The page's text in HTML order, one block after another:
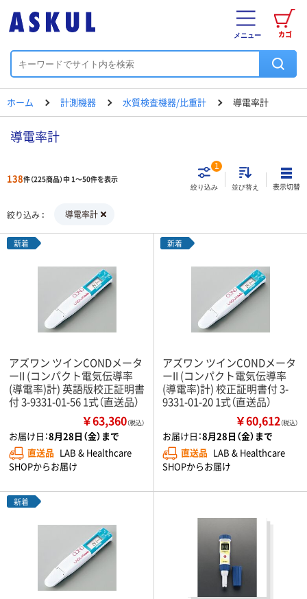
カゴ
メニュー
ホーム 計測機器 水質検査機器/比重計 導電率計
導電率計
138件（225商品）中 1～50件を表示
絞り込み
1
並び替え 表示切替
絞り込み 導電率計
新着
アズワン ツインCONDメータ
ーII (コンパクト電気伝導率
(導電率)計) 英語版校正証明書
付 3-9331-01-56 1式（直送品）
￥63,360（税込）
お届け日：8月28日（金）まで
直送品 LAB & Healthcare
SHOPからお届け
新着
アズワン ツインCONDメータ
ーII (コンパクト電気伝導率
(導電率)計) 校正証明書付 3-
9331-01-20 1式（直送品）
￥60,612（税込）
お届け日：8月28日（金）まで
直送品 LAB & Healthcare
SHOPからお届け
新着